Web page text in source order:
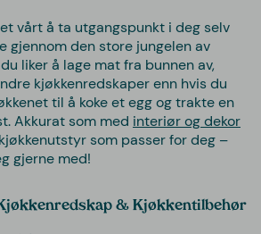
vårt å ta utgangspunkt i deg selv
gjennom den store jungelen av
liker å lage mat fra bunnen av,
kjøkkenredskaper enn hvis du
til å koke et egg og trakte en
Akkurat som med interiør og dekor
som passer for deg –
gjerne med!
& Kjøkkentilbehør